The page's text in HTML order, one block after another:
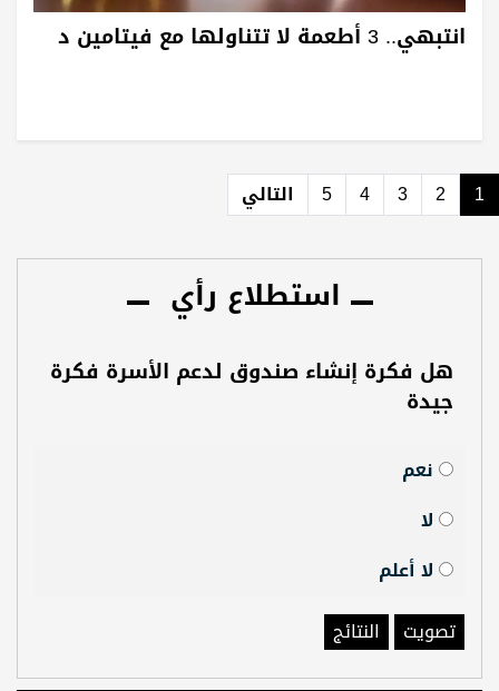
انتبهي.. 3 أطعمة لا تتناولها مع فيتامين د
1
2
3
4
5 التالي
استطلاع رأي
هل فكرة إنشاء صندوق لدعم الأسرة فكرة
جيدة
نعم
لا
لا أعلم
تصويت
النتائج